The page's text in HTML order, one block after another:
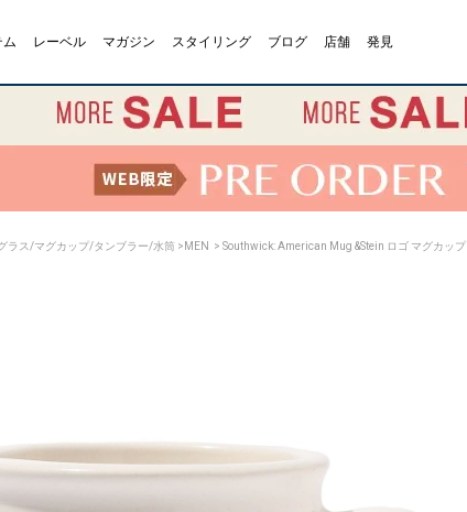
ム レーベル マガジン スタイリング ブログ 店舗 発見
ラス/マグカップ/タンブラー/水筒 > MEN > Southwick: American Mug &Stein ロゴ マグカップ